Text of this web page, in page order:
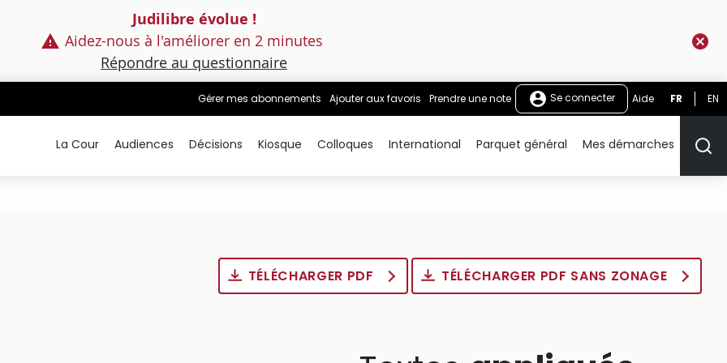
Judilibre évolue !
Aidez-nous à l'améliorer en 2 minutes
Répondre au questionnaire
Gérer mes abonnements Ajouter aux favoris Prendre une note Se connecter Aide FR EN
La Cour Audiences Décisions Kiosque Colloques International Parquet général Mes démarches
TÉLÉCHARGER PDF TÉLÉCHARGER PDF SANS ZONAGE